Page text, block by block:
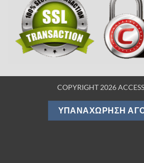
COPYRIGHT 2026
ΥΠΑΝΑΧΏΡΗΣΗ